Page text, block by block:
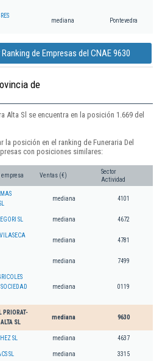
mediana Pontevedra
Ranking de Empresas del CNAE 9630
de
Alta Sl se encuentra en la posición 1.669 del
posición en el ranking de Funeraria Del
con posiciones similares:
empresa Ventas (€)
Sector
Actividad
mediana 4101
SL mediana 4672
mediana 4781
mediana 7499
mediana 0119
PRIORAT-
SL
mediana 9630
SL mediana 4637
SL mediana 3315